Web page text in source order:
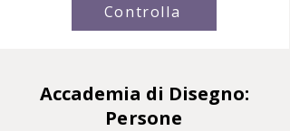
Controlla
Accademia di Disegno:
Persone